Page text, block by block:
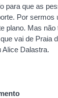
para que as
Por sermos
plano. Mas
vai de Praia
Alice Dalastra.